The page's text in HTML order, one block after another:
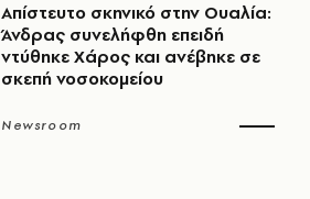
Απίστευτο σκηνικό στην Ουαλία:
Άνδρας συνελήφθη επειδή
ντύθηκε Χάρος και ανέβηκε σε
σκεπή νοσοκομείου
Newsroom